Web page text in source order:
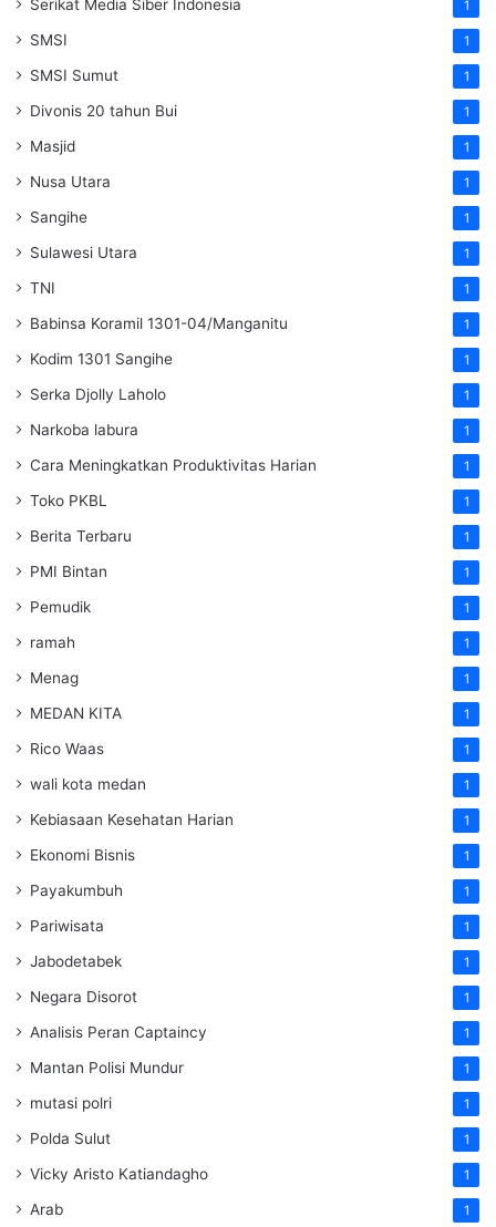
Serikat Media Siber Indonesia 1
SMSI 1
SMSI Sumut 1
Divonis 20 tahun Bui 1
Masjid 1
Nusa Utara 1
Sangihe 1
Sulawesi Utara 1
TNI 1
Babinsa Koramil 1301-04/Manganitu 1
Kodim 1301 Sangihe 1
Serka Djolly Laholo 1
Narkoba labura 1
Cara Meningkatkan Produktivitas Harian 1
Toko PKBL 1
Berita Terbaru 1
PMI Bintan 1
Pemudik 1
ramah 1
Menag 1
MEDAN KITA 1
Rico Waas 1
wali kota medan 1
Kebiasaan Kesehatan Harian 1
Ekonomi Bisnis 1
Payakumbuh 1
Pariwisata 1
Jabodetabek 1
Negara Disorot 1
Analisis Peran Captaincy 1
Mantan Polisi Mundur 1
mutasi polri 1
Polda Sulut 1
Vicky Aristo Katiandagho 1
Arab 1